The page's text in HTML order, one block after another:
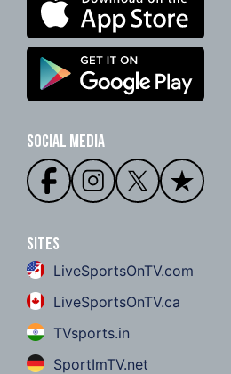
Social Media
Sites
LiveSportsOnTV.com
LiveSportsOnTV.ca
TVsports.in
SportImTV.net